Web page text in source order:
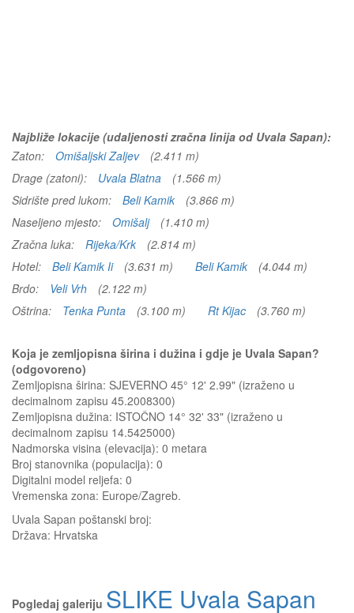
Najbliže lokacije (udaljenosti zračna linija od Uvala Sapan):
Zaton:
Omišaljski Zaljev
(2.411 m)
Drage (zatoni):
Uvala Blatna
(1.566 m)
Sidrište pred lukom:
Beli Kamik
(3.866 m)
Naseljeno mjesto:
Omišalj
(1.410 m)
Zračna luka:
Rijeka/Krk
(2.814 m)
Hotel:
Beli Kamik Ii (3.631 m) Beli Kamik
(4.044 m)
Brdo:
Veli Vrh
(2.122 m)
Oštrina:
Tenka Punta (3.100 m) Rt Kijac (3.760 m)
Koja je zemljopisna širina i dužina i gdje je Uvala Sapan?
(odgovoreno)
Zemljopisna širina: SJEVERNO 45° 12' 2.99" (izraženo u
decimalnom zapisu 45.2008300)
Zemljopisna dužina: ISTOČNO 14° 32' 33" (izraženo u
decimalnom zapisu 14.5425000)
Nadmorska visina (elevacija): 0 metara
Broj stanovnika (populacija): 0
Digitalni model reljefa: 0
Vremenska zona: Europe/Zagreb.
Uvala Sapan poštanski broj:
Država: Hrvatska
Pogledaj galeriju SLIKE Uvala Sapan